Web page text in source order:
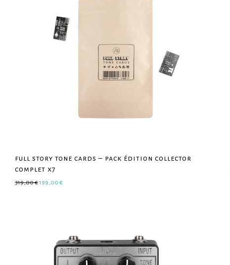
full story tone cards – pack édition collector
complet x7
319,00€Le prix initial était : 319,00 €.
199,00 €